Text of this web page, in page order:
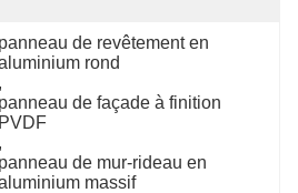
panneau de revêtement en
rond
,
panneau de façade à finition
PVDF
,
panneau de mur-rideau en
massif